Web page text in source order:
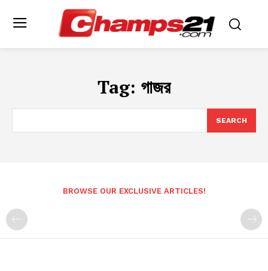
Tag: গাজর
SEARCH
BROWSE OUR EXCLUSIVE ARTICLES!